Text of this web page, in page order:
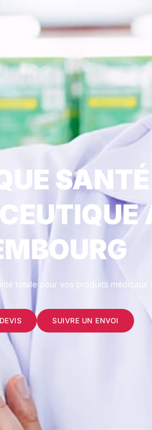
totale pour vos produits médicaux
SUIVRE UN ENVOI